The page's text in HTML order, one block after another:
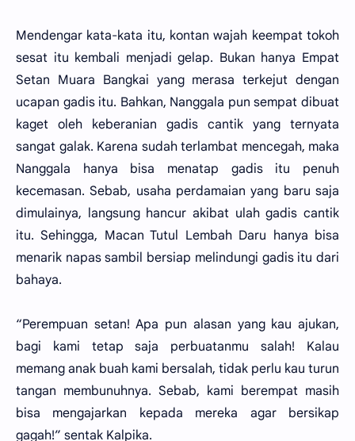
Mendengar kata-kata itu, kontan wajah keempat tokoh
sesat itu kembali menjadi gelap. Bukan hanya Empat
Setan Muara Bangkai yang merasa terkejut dengan
ucapan gadis itu. Bahkan, Nanggala pun sempat dibuat
kaget oleh keberanian gadis cantik yang ternyata
sangat galak. Karena sudah terlambat mencegah, maka
Nanggala hanya bisa menatap gadis itu penuh
kecemasan. Sebab, usaha perdamaian yang baru saja
dimulainya, langsung hancur akibat ulah gadis cantik
itu. Sehingga, Macan Tutul Lembah Daru hanya bisa
menarik napas sambil bersiap melindungi gadis itu dari
bahaya.
“Perempuan setan! Apa pun alasan yang kau ajukan,
bagi kami tetap saja perbuatanmu salah! Kalau
memang anak buah kami bersalah, tidak perlu kau turun
tangan membunuhnya. Sebab, kami berempat masih
bisa mengajarkan kepada mereka agar bersikap
gagah!” sentak Kalpika.